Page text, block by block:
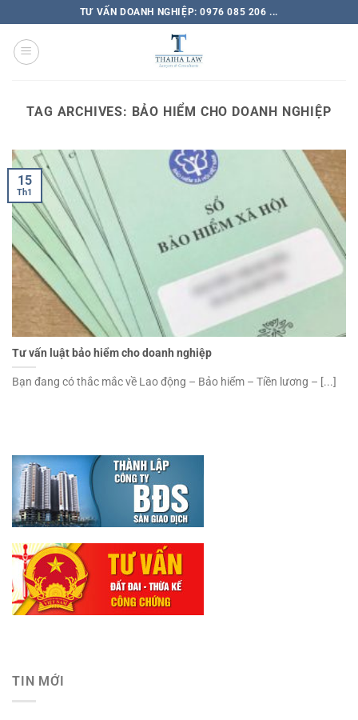
TƯ VẤN DOANH NGHIỆP: 0976 085 206 ...
TAG ARCHIVES: BẢO HIỂM CHO DOANH NGHIỆP
Tư vấn luật bảo hiểm cho doanh nghiệp
Bạn đang có thắc mắc về Lao động – Bảo hiểm – Tiền lương – [...]
15
Th1
TIN MỚI